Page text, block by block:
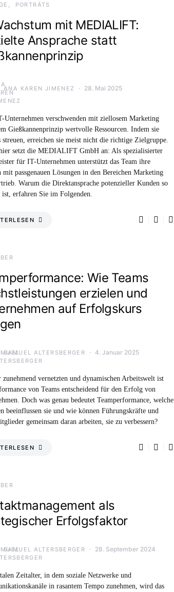
PORTRÄTS
mit MEDIALIFT:
Ansprache statt
ANA KAREN JIMENEZ 28. Mai 2025
Unternehmen verschwenden mit ziellosem Marketing
Gießkannenprinzip wertvolle Ressourcen. Indem sie
streuen, erreichen sie meist nicht die richtige Zielgruppe.
setzt die MEDIALIFT GmbH an: Als spezialisierter
für IT-Unternehmen unterstützt das Team ihre
mit passgenauen Lösungen in den Bereichen Marketing
Warum die Direktansprache potenzieller Kunden so
erfahren Sie im Folgenden.
Wie Teams
erzielen und
auf Erfolgskurs
SAMUEL ALTERSBERGER 4. Januar 2025
zunehmend vernetzten und dynamischen Arbeitswelt ist
von Teams entscheidend für den Erfolg von
Doch was genau bedeutet Teamperformance, welche
beeinflussen sie und wie können Führungskräfte und
gemeinsam daran arbeiten, sie zu verbessern?
als
Erfolgsfaktor
SAMUEL ALTERSBERGER 28. September 2024
Zeitalter, in dem soziale Netzwerke und
in rasantem Tempo zunehmen, wird das